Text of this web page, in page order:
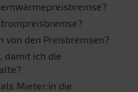
den Preisbremsen?
damit ich die
Mieter:in die